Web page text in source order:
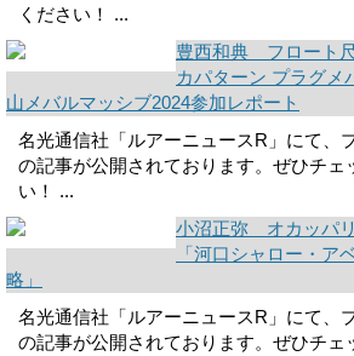
ください！ ...
豊西和典 フロート
カパターン プラグ
山メバルマッシブ2024参加レポート
名光通信社「ルアーニュースR」にて、
の記事が公開されております。ぜひチェ
い！ ...
小沼正弥 オカッパ
「河口シャロー・ア
略」
名光通信社「ルアーニュースR」にて、
の記事が公開されております。ぜひチェ